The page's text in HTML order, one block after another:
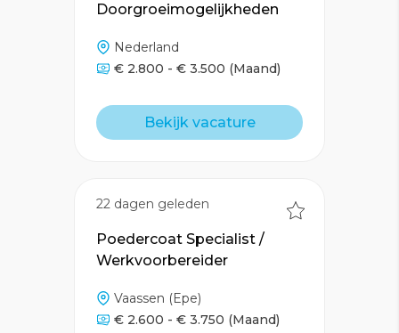
Doorgroeimogelijkheden
Nederland
€ 2.800 - € 3.500 (Maand)
Bekijk vacature
22 dagen geleden
Poedercoat Specialist /
Werkvoorbereider
Vaassen (Epe)
€ 2.600 - € 3.750 (Maand)